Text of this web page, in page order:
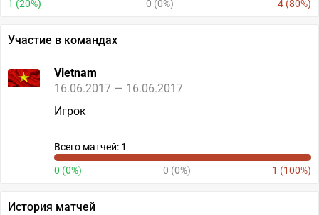
1 (20%) 0 (0%) 4 (80%)
Участие в командах
Vietnam
16.06.2017 — 16.06.2017
Игрок
Всего матчей: 1
0 (0%) 0 (0%) 1 (100%)
История матчей